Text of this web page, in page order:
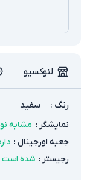
لنوکسیو
رنگ : سفید
نمایشگر : مشابه نو
جعبه اورجینال :
رجیستر : شده است